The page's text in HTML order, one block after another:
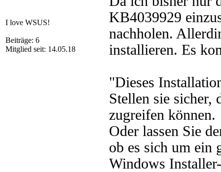
I love WSUS!
Beiträge: 6
Mitglied seit: 14.05.18
KB4039929
nachholen.
installieren. Es
"Dieses
Stellen sie sicher,
zugreifen können.
Oder lassen Sie
ob es sich um ein
Windows